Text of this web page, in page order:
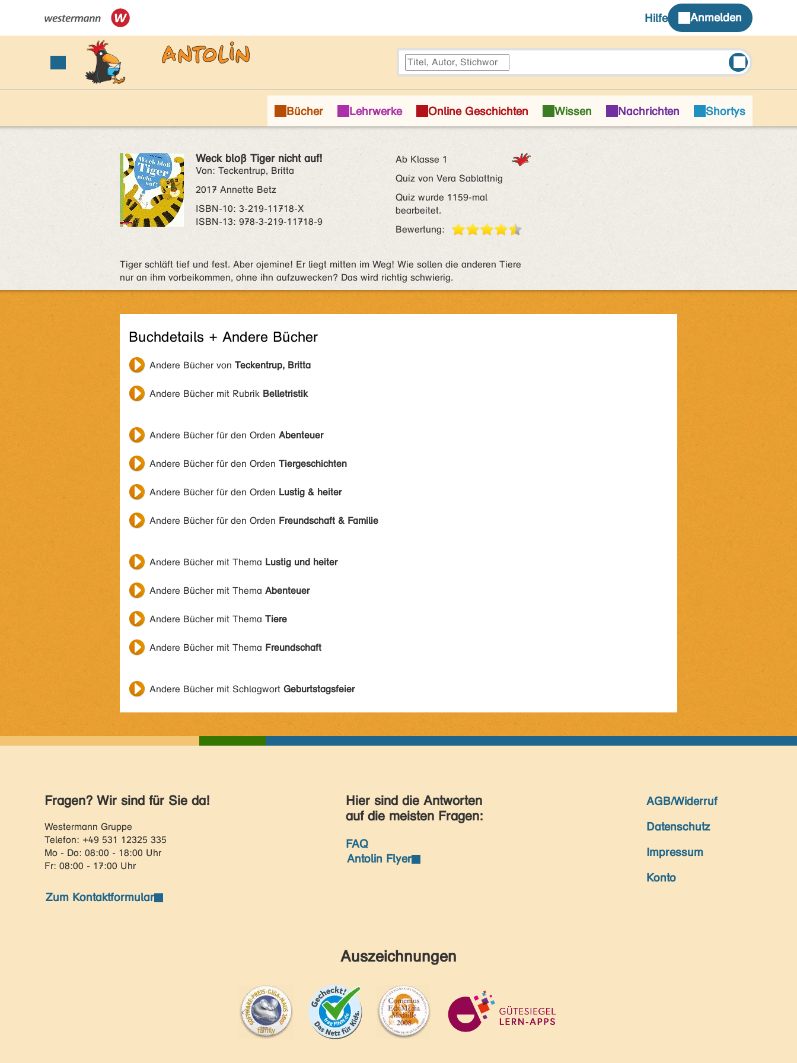
Weck bloß Tiger nicht auf!
Von: Teckentrup, Britta
2017 Annette Betz
ISBN‑10: 3-219-11718-X
ISBN‑13: 978-3-219-11718-9
Ab Klasse 1
Quiz von Vera Sablattnig
Quiz wurde 1159-mal
bearbeitet.
Bewertung:
Tiger schläft tief und fest. Aber ojemine! Er liegt mitten im Weg! Wie sollen die anderen Tiere
nur an ihm vorbeikommen, ohne ihn aufzuwecken? Das wird richtig schwierig.
Buchdetails + Andere Bücher
Andere Bücher von Teckentrup, Britta
Andere Bücher mit Rubrik Belletristik
Andere Bücher für den Orden Abenteuer
Andere Bücher für den Orden Tiergeschichten
Andere Bücher für den Orden Lustig & heiter
Andere Bücher für den Orden Freundschaft & Familie
Andere Bücher mit Thema Lustig und heiter
Andere Bücher mit Thema Abenteuer
Andere Bücher mit Thema Tiere
Andere Bücher mit Thema Freundschaft
Andere Bücher mit Schlagwort Geburtstagsfeier